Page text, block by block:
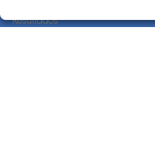
Resultados